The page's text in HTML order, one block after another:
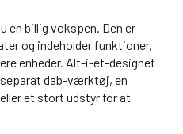
en billig vokspen. Den er
og indeholder funktioner,
enheder. Alt-i-et-designet
dab-værktøj, en
et stort udstyr for at